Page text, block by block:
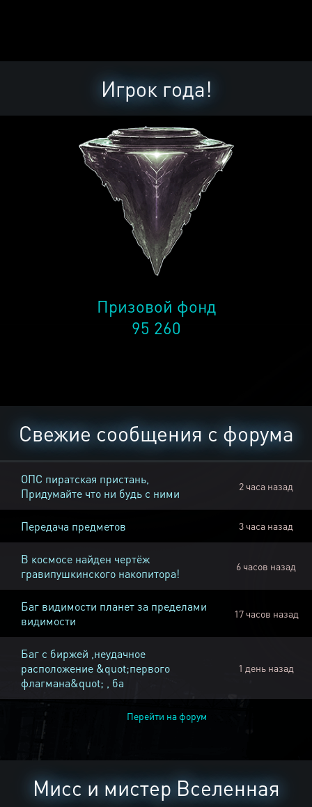
Игрок года!
Призовой фонд
95 260
Свежие сообщения с форума
ОПС пиратская пристань,
Придумайте что ни будь с ними
2 часа назад
Передача предметов 3 часа назад
В космосе найден чертёж
гравипушкинского накопитора!
6 часов назад
Баг видимости планет за пределами
видимости
17 часов назад
Баг с биржей ,неудачное
расположение &quot;первого
флагмана&quot; , ба
1 день назад
Перейти на форум
Мисс и мистер Вселенная